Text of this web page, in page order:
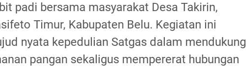
padi bersama masyarakat Desa Takirin,
Timur, Kabupaten Belu. Kegiatan ini
nyata kepedulian Satgas dalam mendukung
pangan sekaligus mempererat hubungan